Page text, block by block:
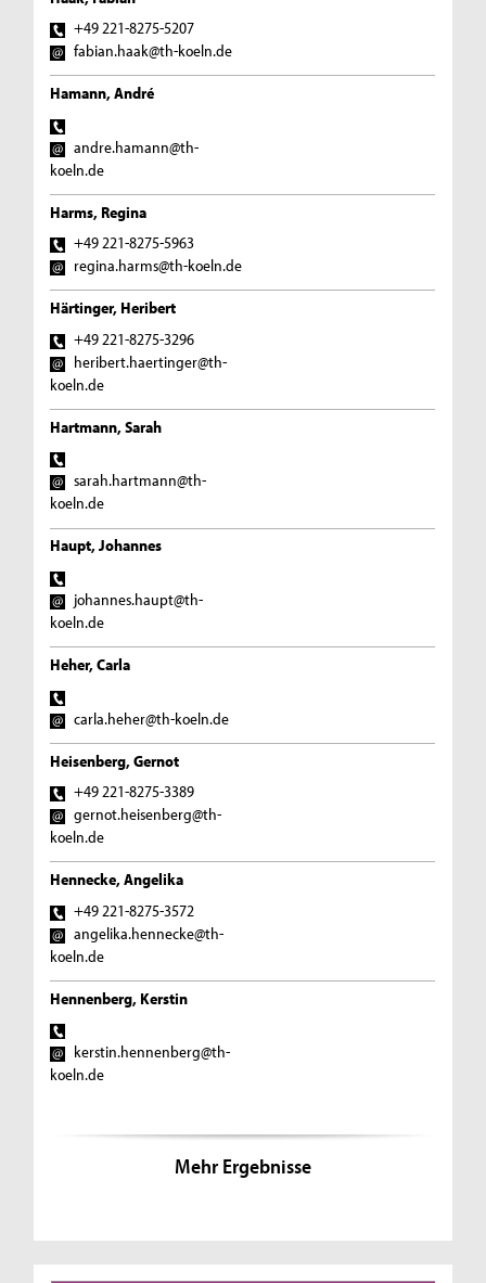
+49 221-8275-5207
fabian.haak@th-koeln.de
Hamann, André
andre.hamann@th-
koeln.de
Harms, Regina
+49 221-8275-5963
regina.harms@th-koeln.de
Härtinger, Heribert
+49 221-8275-3296
heribert.haertinger@th-
koeln.de
Hartmann, Sarah
sarah.hartmann@th-
koeln.de
Haupt, Johannes
johannes.haupt@th-
koeln.de
Heher, Carla
carla.heher@th-koeln.de
Heisenberg, Gernot
+49 221-8275-3389
gernot.heisenberg@th-
koeln.de
Hennecke, Angelika
+49 221-8275-3572
angelika.hennecke@th-
koeln.de
Hennenberg, Kerstin
kerstin.hennenberg@th-
koeln.de
Mehr Ergebnisse